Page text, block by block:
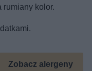
rumiany kolor.
Zobacz alergeny